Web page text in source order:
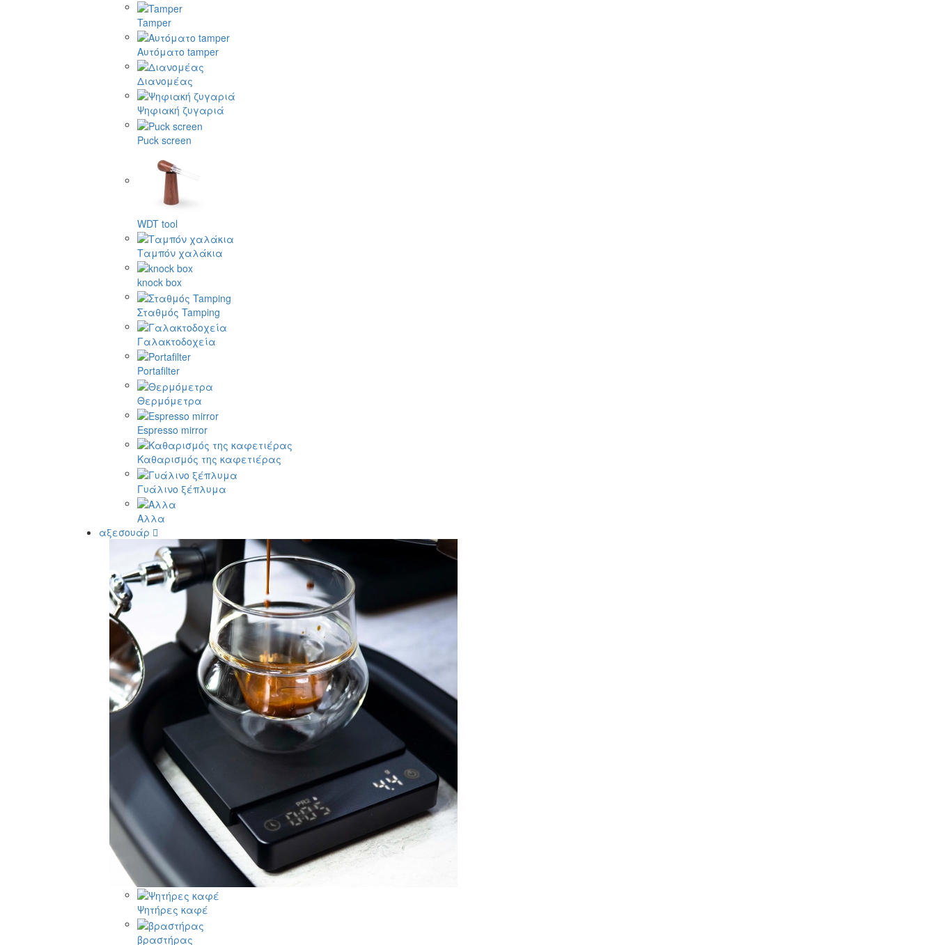
Tamper
Αυτόματο tamper
Διανομέας
Ψηφιακή ζυγαριά
Puck screen
WDT tool
Ταμπόν χαλάκια
knock box
Σταθμός Tamping
Γαλακτοδοχεία
Portafilter
Θερμόμετρα
Espresso mirror
Καθαρισμός της καφετιέρας
Γυάλινο ξέπλυμα
Αλλα
αξεσουάρ
Ψητήρες καφέ
βραστήρας